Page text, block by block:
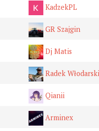
KadzekPL
GR Szajgin
Dj Matis
Radek
Qianii
Arminex